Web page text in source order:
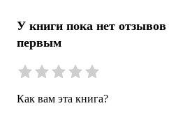
У книги пока нет
первым
Как вам эта книга?